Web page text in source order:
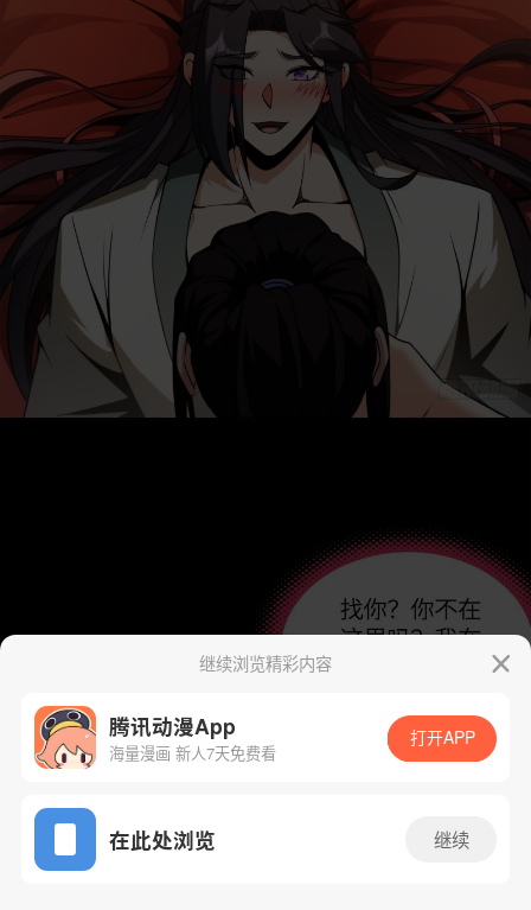
App免费看
继续浏览精彩内容
腾讯动漫App
海量漫画 新人7天免费看
打开APP
在此处浏览 继续